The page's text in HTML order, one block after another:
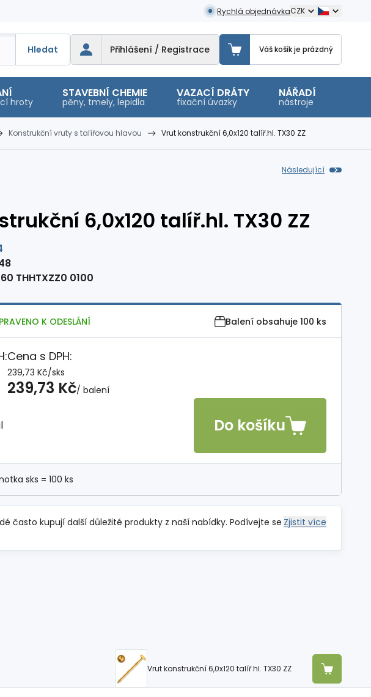
Rychlá objednávkaCZK
Hledat Přihlášení / Registrace Váš košík je prázdný
hroty
STAVEBNÍ CHEMIE
pěny, tmely, lepidla
VAZACÍ DRÁTY
fixační úvazky
NÁŘADÍ
nástroje
Konstrukční vruty s talířovou hlavou Vrut konstrukční 6,0x120 talíř.hl. TX30 ZZ
Následující
6,0x120 talíř.hl. TX30 ZZ
THHTXZZ0 0100
K ODESLÁNÍ Balení obsahuje 100 ks
Cena s DPH:
239,73 Kč/sks
239,73 Kč/ balení
Do košíku
sks = 100 ks
často kupují další důležité produkty z naší nabídky. Podívejte se Zjistit více
Vrut konstrukční 6,0x120 talíř.hl. TX30 ZZ